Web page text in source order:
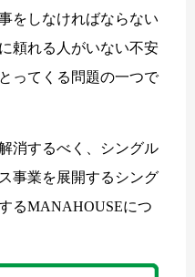
をしなければならない
頼れる人がいない不安
ってくる問題の一つで
消するべく、シングル
事業を展開するシング
るMANAHOUSEにつ